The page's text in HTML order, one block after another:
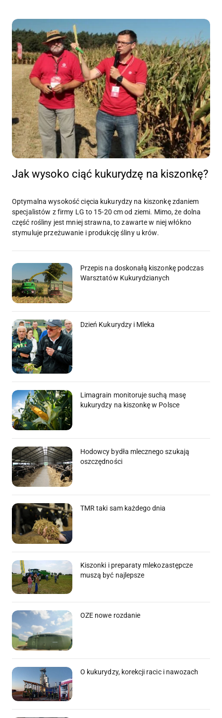
Jak wysoko ciąć kukurydzę na kiszonkę?
Optymalna wysokość cięcia kukurydzy na kiszonkę zdaniem
specjalistów z firmy LG to 15-20 cm od ziemi. Mimo, że dolna
część rośliny jest mniej strawna, to zawarte w niej włókno
stymuluje przeżuwanie i produkcję śliny u krów.
Przepis na doskonałą kiszonkę podczas
Warsztatów Kukurydzianych
Dzień Kukurydzy i Mleka
Limagrain monitoruje suchą masę
kukurydzy na kiszonkę w Polsce
Hodowcy bydła mlecznego szukają
oszczędności
TMR taki sam każdego dnia
Kiszonki i preparaty mlekozastępcze
muszą być najlepsze
OZE nowe rozdanie
O kukurydzy, korekcji racic i nawozach